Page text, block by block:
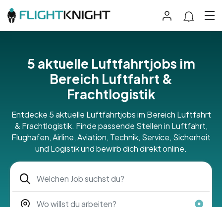
5 aktuelle Luftfahrtjobs im
Bereich Luftfahrt &
Frachtlogistik
Entdecke 5 aktuelle Luftfahrtjobs im Bereich Luftfahrt
& Frachtlogistik. Finde passende Stellen in Luftfahrt,
Flughafen, Airline, Aviation, Technik, Service, Sicherheit
und Logistik und bewirb dich direkt online.